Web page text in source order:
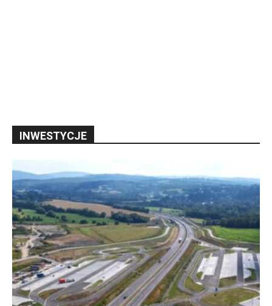
INWESTYCJE